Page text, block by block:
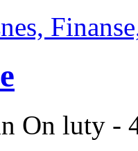
On luty -